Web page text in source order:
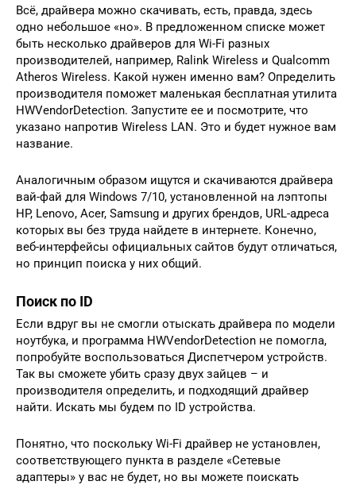
Всё, драйвера можно скачивать, есть, правда, здесь
одно небольшое «но». В предложенном списке может
быть несколько драйверов для Wi-Fi разных
производителей, например, Ralink Wireless и Qualcomm
Atheros Wireless. Какой нужен именно вам? Определить
производителя поможет маленькая бесплатная утилита
HWVendorDetection. Запустите ее и посмотрите, что
указано напротив Wireless LAN. Это и будет нужное вам
название.
Аналогичным образом ищутся и скачиваются драйвера
вай-фай для Windows 7/10, установленной на лэптопы
HP, Lenovo, Acer, Samsung и других брендов, URL-адреса
которых вы без труда найдете в интернете. Конечно,
веб-интерфейсы официальных сайтов будут отличаться,
но принцип поиска у них общий.
Поиск по ID
Если вдруг вы не смогли отыскать драйвера по модели
ноутбука, и программа HWVendorDetection не помогла,
попробуйте воспользоваться Диспетчером устройств.
Так вы сможете убить сразу двух зайцев – и
производителя определить, и подходящий драйвер
найти. Искать мы будем по ID устройства.
Понятно, что поскольку Wi-Fi драйвер не установлен,
соответствующего пункта в разделе «Сетевые
адаптеры» у вас не будет, но вы можете поискать